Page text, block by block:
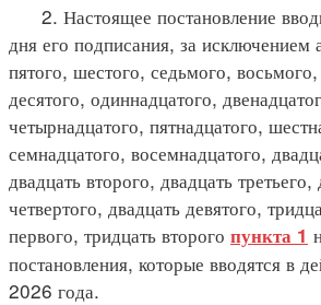
2. Настоящее постановление
дня его подписания, за исключением
пятого, шестого, седьмого, восьмого,
десятого, одиннадцатого,
четырнадцатого, пятнадцатого,
семнадцатого, восемнадцатого,
двадцать второго, двадцать третьего,
четвертого, двадцать девятого,
первого, тридцать второго пункта 1
постановления, которые вводятся в
2026 года.